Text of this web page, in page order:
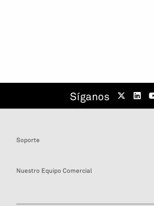
Síganos
Soporte
Nuestro Equipo Comercial